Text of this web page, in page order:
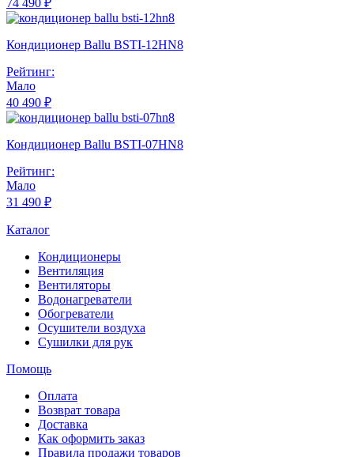
74 490 ₽
Кондиционер Ballu BSTI-12HN8
Рейтинг:
Мало
40 490 ₽
Кондиционер Ballu BSTI-07HN8
Рейтинг:
Мало
31 490 ₽
Каталог
Кондиционеры
Вентиляция
Вентиляторы
Водонагреватели
Обогреватели
Осушители воздуха
Сушилки для рук
Помощь
Оплата
Возврат товара
Доставка
Как оформить заказ
Правила продажи товаров